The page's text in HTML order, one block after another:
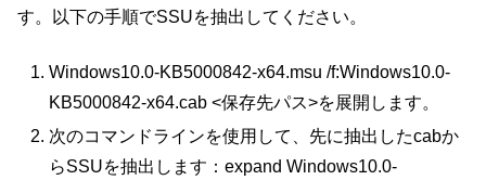
す。以下の手順でSSUを抽出してください。
Windows10.0-KB5000842-x64.msu /f:Windows10.0-
KB5000842-x64.cab <保存先パス>を展開します。
次のコマンドラインを使用して、先に抽出したcabか
らSSUを抽出します：expand Windows10.0-